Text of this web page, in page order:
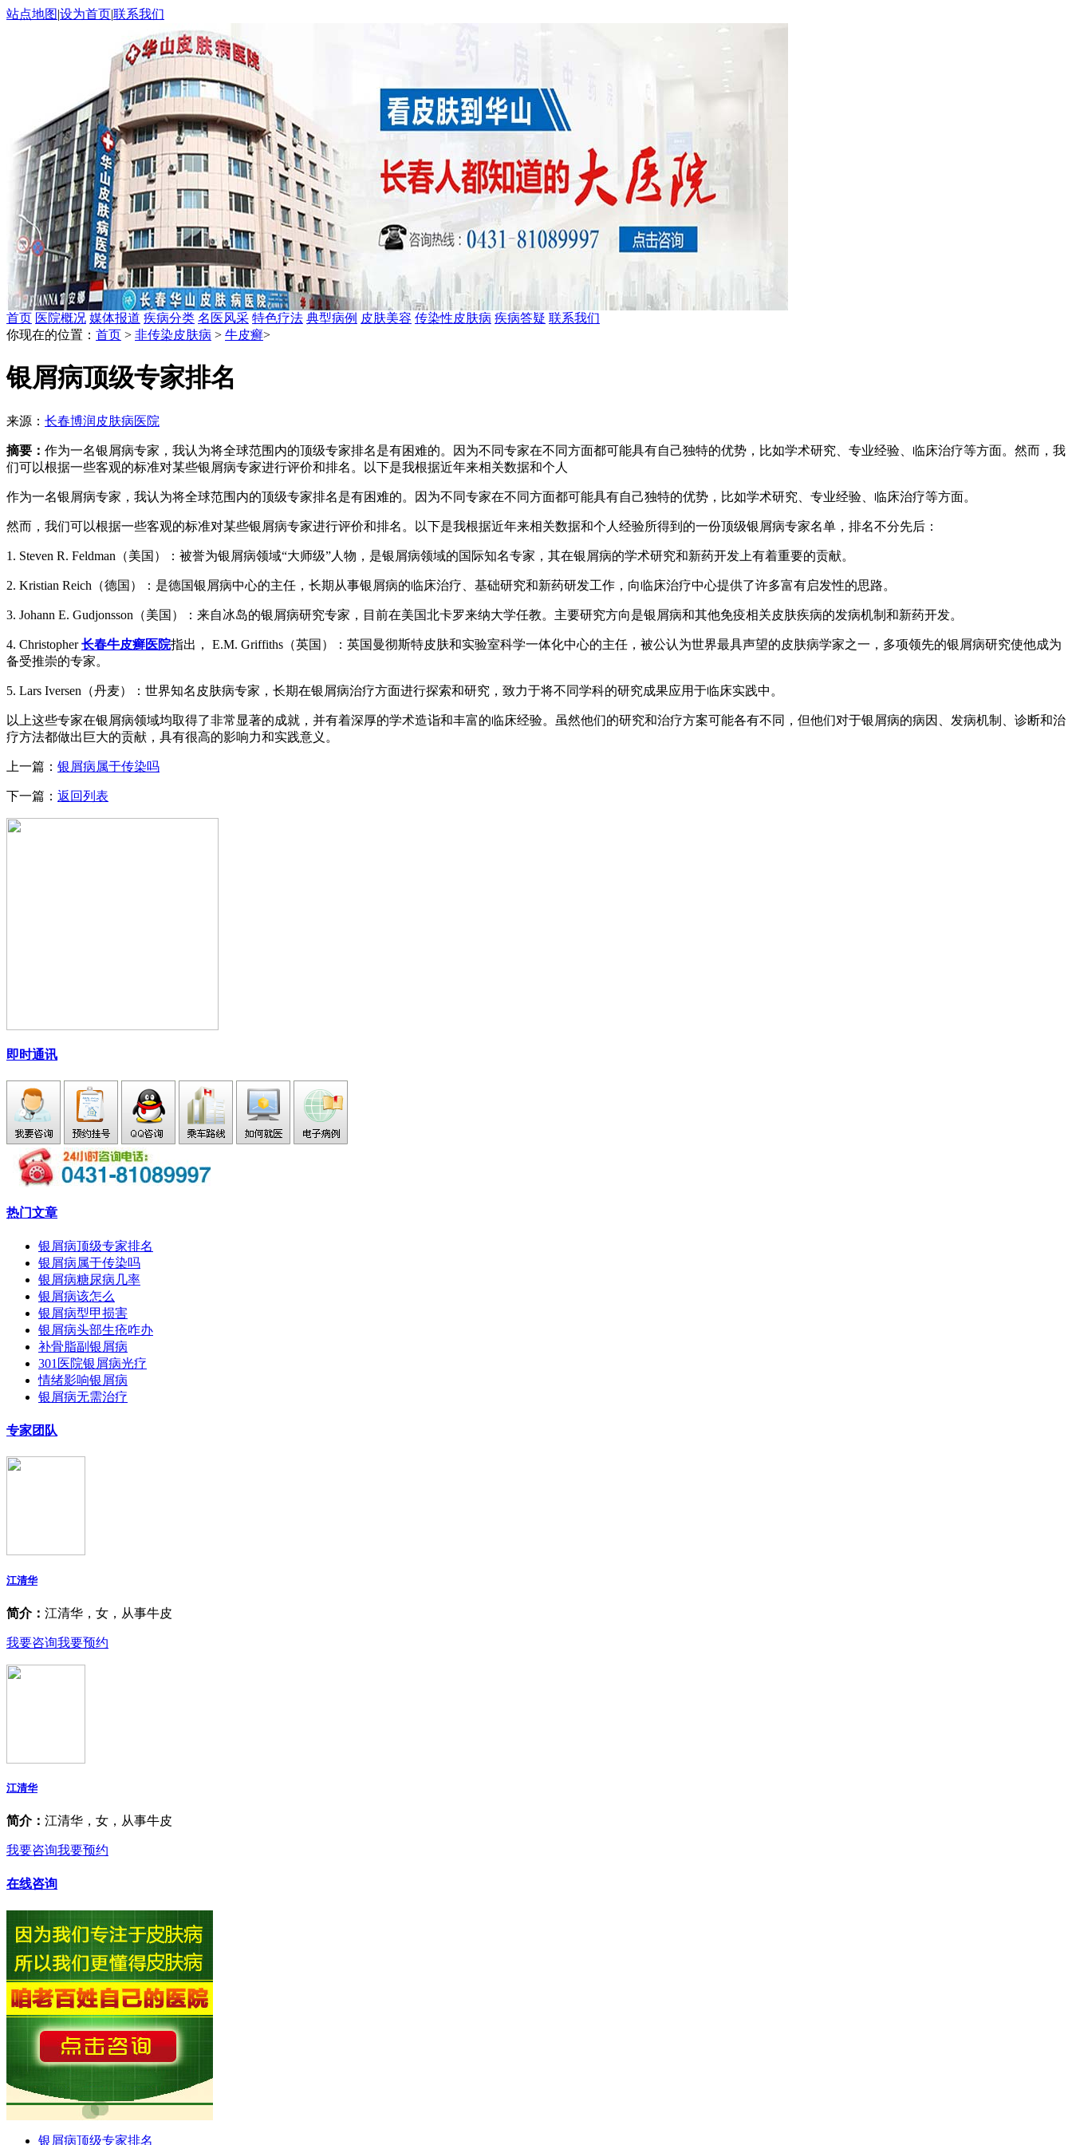
站点地图|设为首页|联系我们
首页 医院概况 媒体报道 疾病分类 名医风采 特色疗法 典型病例 皮肤美容 传染性皮肤病 疾病答疑 联系我们
你现在的位置： 首页 > 非传染皮肤病 > 牛皮癣>
银屑病顶级专家排名
来源： 长春博润皮肤病医院
摘要： 作为一名银屑病专家，我认为将全球范围内的顶级专家排名是有困难的。因为不同专家在不同方面都可能具有自己独特的优势，比如学术研究、专业经验、临床治疗等方面。然而，我
们可以根据一些客观的标准对某些银屑病专家进行评价和排名。以下是我根据近年来相关数据和个人
作为一名银屑病专家，我认为将全球范围内的顶级专家排名是有困难的。因为不同专家在不同方面都可能具有自己独特的优势，比如学术研究、专业经验、临床治疗等方面。
然而，我们可以根据一些客观的标准对某些银屑病专家进行评价和排名。以下是我根据近年来相关数据和个人经验所得到的一份顶级银屑病专家名单，排名不分先后：
1. Steven R. Feldman（美国）：被誉为银屑病领域“大师级”人物，是银屑病领域的国际知名专家，其在银屑病的学术研究和新药开发上有着重要的贡献。
2. Kristian Reich（德国）：是德国银屑病中心的主任，长期从事银屑病的临床治疗、基础研究和新药研发工作，向临床治疗中心提供了许多富有启发性的思路。
3. Johann E. Gudjonsson（美国）：来自冰岛的银屑病研究专家，目前在美国北卡罗来纳大学任教。主要研究方向是银屑病和其他免疫相关皮肤疾病的发病机制和新药开发。
4. Christopher长春牛皮癣医院指出， E.M. Griffiths（英国）：英国曼彻斯特皮肤和实验室科学一体化中心的主任，被公认为世界最具声望的皮肤病学家之一，多项领先的银屑病研究使他成为
备受推崇的专家。
5. Lars Iversen（丹麦）：世界知名皮肤病专家，长期在银屑病治疗方面进行探索和研究，致力于将不同学科的研究成果应用于临床实践中。
以上这些专家在银屑病领域均取得了非常显著的成就，并有着深厚的学术造诣和丰富的临床经验。虽然他们的研究和治疗方案可能各有不同，但他们对于银屑病的病因、发病机制、诊断和治
疗方法都做出巨大的贡献，具有很高的影响力和实践意义。
上一篇： 银屑病属于传染吗
下一篇： 返回列表
即时通讯
热门文章
银屑病顶级专家排名
银屑病属于传染吗
银屑病糖尿病几率
银屑病该怎么
银屑病型甲损害
银屑病头部生疮咋办
补骨脂副银屑病
301医院银屑病光疗
情绪影响银屑病
银屑病无需治疗
专家团队
江清华
简介： 江清华，女，从事牛皮
我要咨询我要预约
江清华
简介： 江清华，女，从事牛皮
我要咨询我要预约
在线咨询
银屑病顶级专家排名